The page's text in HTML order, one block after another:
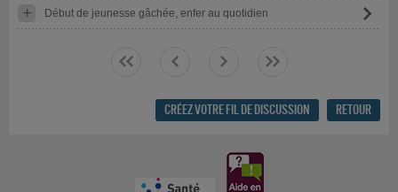
Début de jeunesse gâchée, enfer au quotidien
<< < > >>
CRÉEZ VOTRE FIL DE DISCUSSION RETOUR